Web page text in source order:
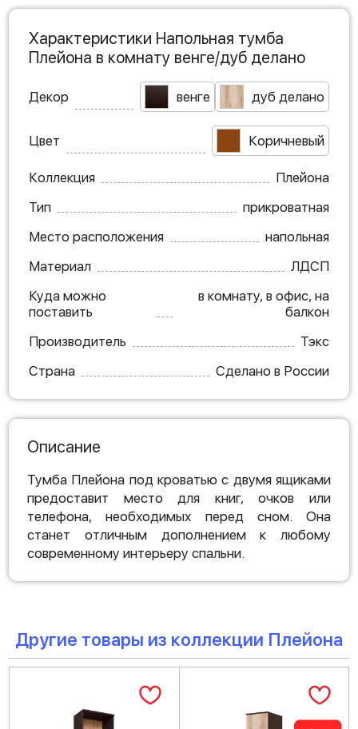
Характеристики Напольная тумба
Плейона в комнату венге/дуб делано
Декор венге дуб делано
Цвет Коричневый
Коллекция
Плейона
Тип
прикроватная
Место расположения
напольная
Материал
ЛДСП
Куда можно
поставить
в комнату, в офис, на
балкон
Производитель
Тэкс
Страна
Сделано в России
Описание
Тумба Плейона под кроватью с двумя ящиками
предоставит место для книг, очков или
телефона, необходимых перед сном. Она
станет отличным дополнением к любому
современному интерьеру спальни.
Другие товары из коллекции Плейона